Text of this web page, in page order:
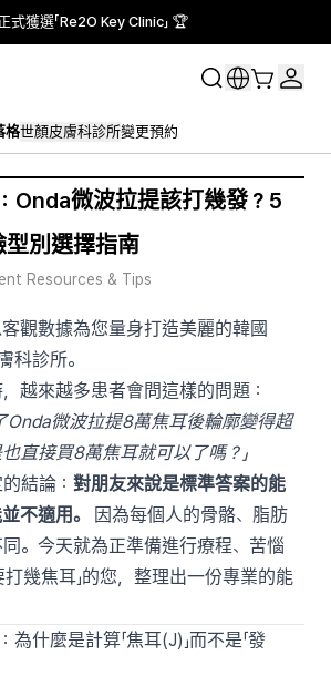
式獲選「Re2O Key Clinic」 🏆
格世顏皮膚科診所變更預約
Onda微波拉提該打幾發？5
別選擇指南
Resources & Tips
觀數據為您量身打造美麗的韓國
科診所。
越來越多患者會問這樣的問題：
Onda微波拉提8萬焦耳後輪廓變得超
直接買8萬焦耳就可以了嗎？」
結論： 對朋友來說是標準答案的能
不適用。
因為每個人的骨骼、脂肪
。今天就為正準備進行療程、苦惱
打幾焦耳」的您，整理出一份專業的能
什麼是計算「焦耳(J)」而不是「發